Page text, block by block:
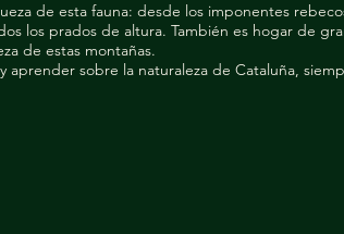
de esta fauna: desde los imponentes
los prados de altura. También es hogar de
de estas montañas.
sobre la naturaleza de Cataluña,